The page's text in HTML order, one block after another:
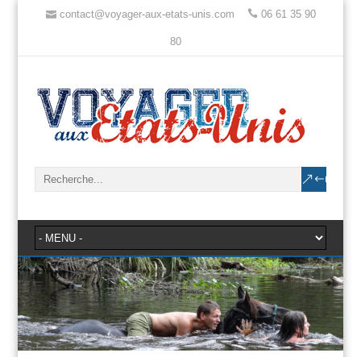
contact@voyager-aux-etats-unis.com 06 61 35 90
80